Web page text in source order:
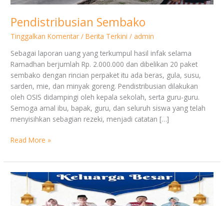
Pendistribusian Sembako
Tinggalkan Komentar /Berita Terkini / admin
Sebagai laporan uang yang terkumpul hasil infak selama
Ramadhan berjumlah Rp. 2.000.000 dan dibelikan 20 paket
sembako dengan rincian perpaket itu ada beras, gula, susu,
sarden, mie, dan minyak goreng. Pendistribusian dilakukan
oleh OSIS didampingi oleh kepala sekolah, serta guru-guru.
Semoga amal ibu, bapak, guru, dan seluruh siswa yang telah
menyisihkan sebagian rezeki, menjadi catatan […]
Read More »
Marhaban
Ramadhan